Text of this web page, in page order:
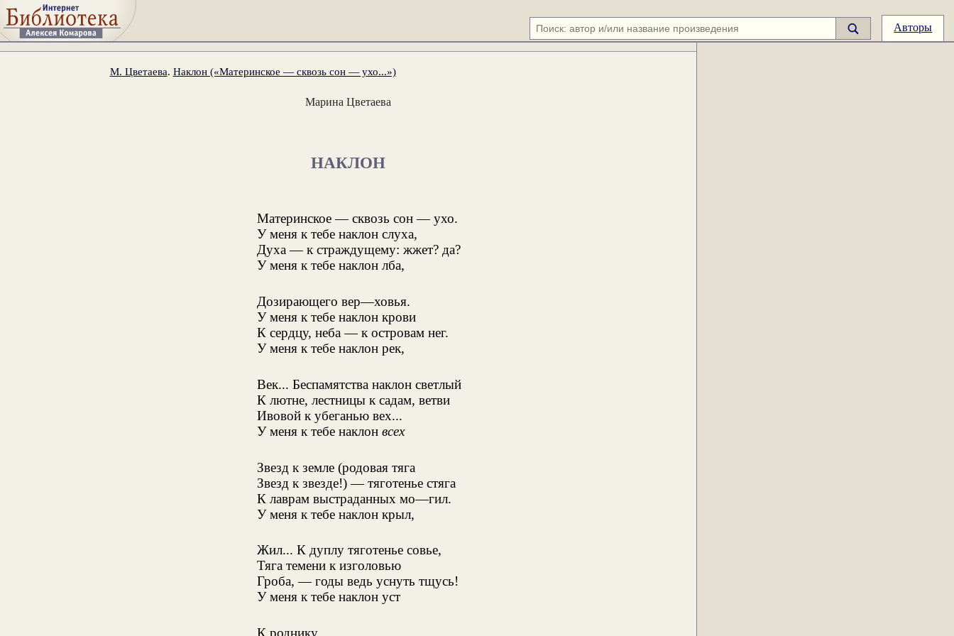
Авторы
М. Цветаева. Наклон («Материнское — сквозь сон — ухо...»)
Марина Цветаева
НАКЛОН
Материнское — сквозь сон — ухо.
У меня к тебе наклон слуха,
Духа — к страждущему: жжет? да?
У меня к тебе наклон лба,
Дозирающего вер—ховья.
У меня к тебе наклон крови
К сердцу, неба — к островам нег.
У меня к тебе наклон рек,
Век... Беспамятства наклон светлый
К лютне, лестницы к садам, ветви
Ивовой к убеганью вех...
У меня к тебе наклонвсех
Звезд к земле (родовая тяга
Звезд к звезде!) — тяготенье стяга
К лаврам выстраданных мо—гил.
У меня к тебе наклон крыл,
Жил... К дуплу тяготенье совье,
Тяга темени к изголовью
Гроба, — годы ведь уснуть тщусь!
У меня к тебе наклон уст
К роднику...